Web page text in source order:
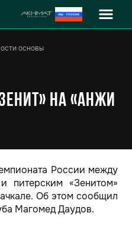
основы
на «Анжи
России между
питерским «Зенитом»
Об этом сообщил
Магомед Даудов.